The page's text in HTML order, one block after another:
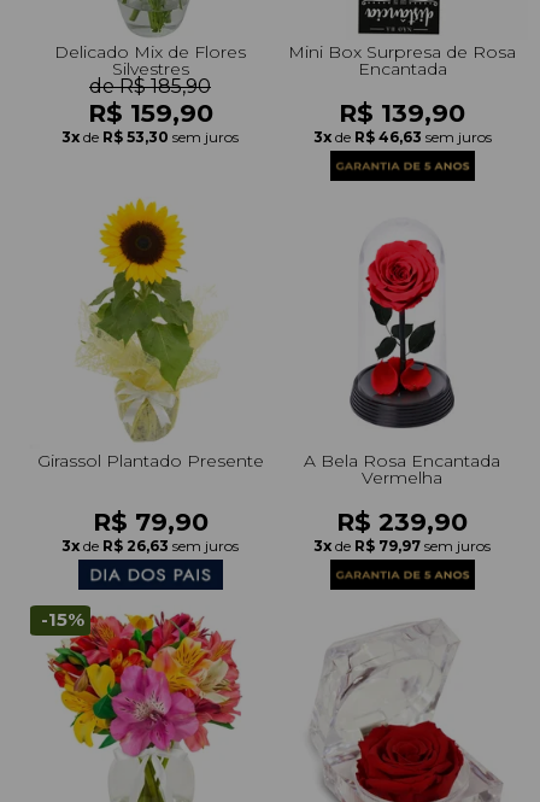
Delicado Mix de Flores
Silvestres
de R$ 185,90
R$ 159,90
3x de R$ 53,30 sem juros
Mini Box Surpresa de Rosa
Encantada
R$ 139,90
3x de R$ 46,63 sem juros
Girassol Plantado Presente
R$ 79,90
3x de R$ 26,63 sem juros
A Bela Rosa Encantada
Vermelha
R$ 239,90
3x de R$ 79,97 sem juros
-15%